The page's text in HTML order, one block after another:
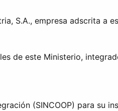
S.A., empresa adscrita a
de este Ministerio,
(SINCOOP) para su